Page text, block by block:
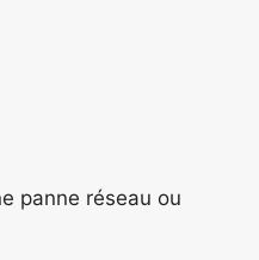
panne réseau ou